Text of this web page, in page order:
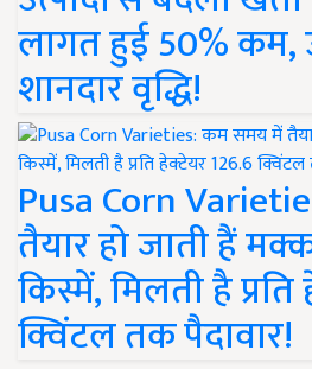
लागत हुई 50% कम,
शानदार वृद्धि!
Pusa Corn
तैयार हो जाती हैं
किस्में, मिलती है
क्विंटल तक पैदावार!